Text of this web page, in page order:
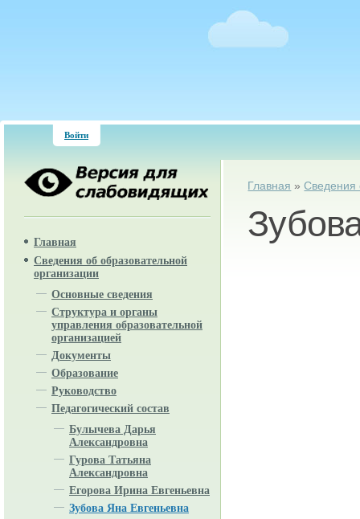
Войти
Главная
Сведения об образовательной
организации
Основные сведения
Структура и органы
управления образовательной
организацией
Документы
Образование
Руководство
Педагогический состав
Булычева Дарья
Александровна
Гурова Татьяна
Александровна
Егорова Ирина Евгеньевна
Зубова Яна Евгеньевна
Вы здесь
Главная »Сведения